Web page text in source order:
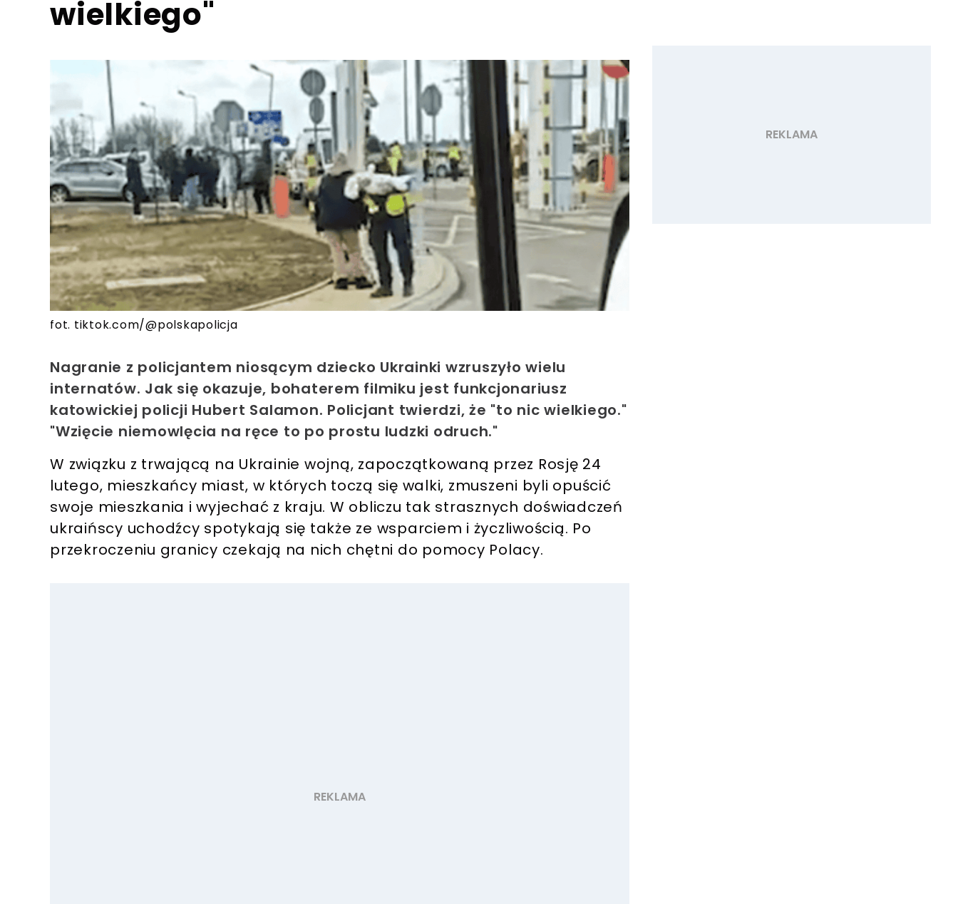
wielkiego"
fot. tiktok.com/@polskapolicja
Nagranie z policjantem niosącym dziecko Ukrainki wzruszyło wielu
internatów. Jak się okazuje, bohaterem filmiku jest funkcjonariusz
katowickiej policji Hubert Salamon. Policjant twierdzi, że "to nic wielkiego."
"Wzięcie niemowlęcia na ręce to po prostu ludzki odruch."
W związku z trwającą na Ukrainie wojną, zapoczątkowaną przez Rosję 24
lutego, mieszkańcy miast, w których toczą się walki, zmuszeni byli opuścić
swoje mieszkania i wyjechać z kraju. W obliczu tak strasznych doświadczeń
ukraińscy uchodźcy spotykają się także ze wsparciem i życzliwością. Po
przekroczeniu granicy czekają na nich chętni do pomocy Polacy.